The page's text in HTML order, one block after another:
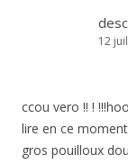
12
ccou vero !! !
lire en ce
gros pouilloux